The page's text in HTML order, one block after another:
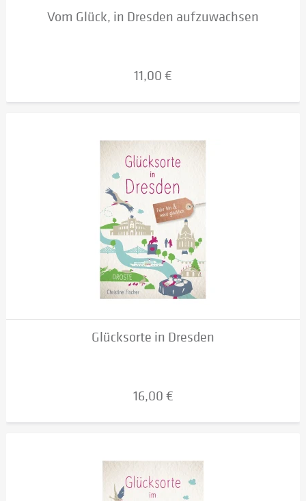
Vom Glück, in Dresden aufzuwachsen
11,00 €
Glücksorte in Dresden
16,00 €